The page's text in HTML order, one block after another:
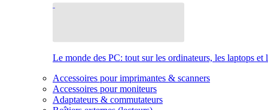
Le monde des PC: tout sur les ordinateurs, les laptops et
Accessoires pour imprimantes & scanners
Accessoires pour moniteurs
Adaptateurs & commutateurs